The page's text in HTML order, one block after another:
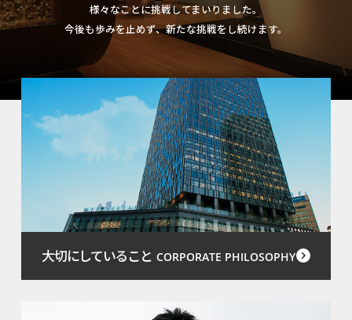
様々なことに挑戦してまいりました。
今後も歩みを止めず、新たな挑戦をし続けます。
大切にしていること CORPORATE PHILOSOPHY